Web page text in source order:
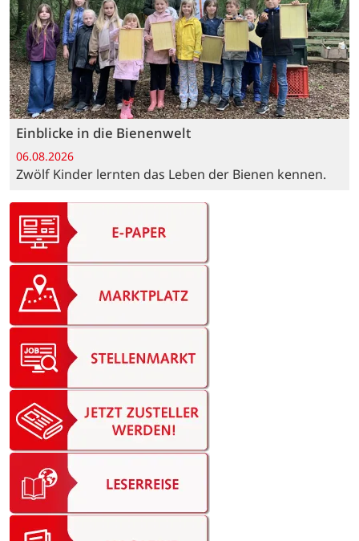
Einblicke in die Bienenwelt
06.08.2026
Zwölf Kinder lernten das Leben der Bienen kennen.